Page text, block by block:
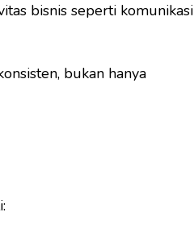
bisnis seperti komunikasi
bukan hanya